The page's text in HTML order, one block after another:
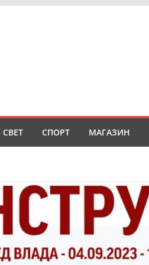
СВЕТ СПОРТ МАГАЗИН